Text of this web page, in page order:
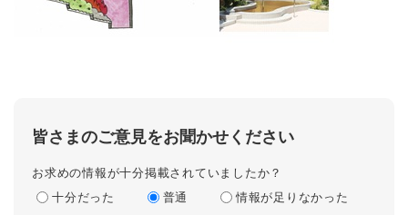
皆さまのご意見をお聞かせください
お求めの情報が十分掲載されていましたか？
十分だった
普通 情報が足りなかった